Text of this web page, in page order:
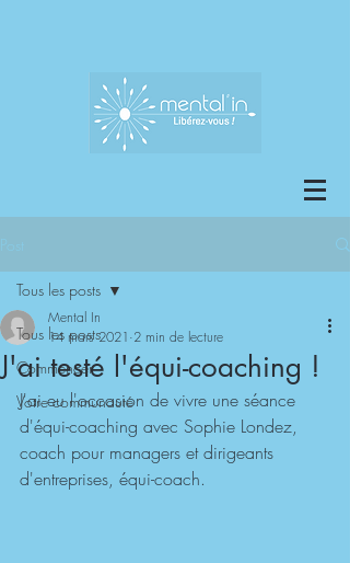
Post
Tous les posts
Commencer
Votre communauté
Tous les posts
J'ai testé l'équi-coaching !
Mental In
14 mars 2021 2 min de lecture
J'ai eu l'occasion de vivre une séance
d'équi-coaching avec Sophie Londez,
coach pour managers et dirigeants
d'entreprises, équi-coach.